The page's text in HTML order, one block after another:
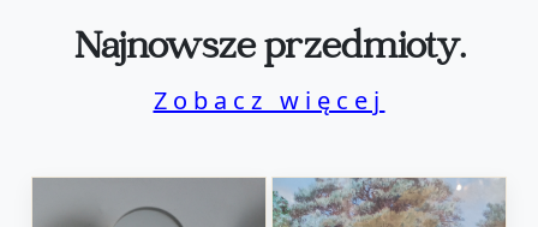
Najnowsze przedmioty.
Zobacz więcej